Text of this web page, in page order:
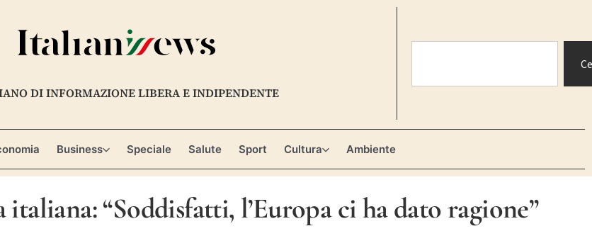
DI INFORMAZIONE LIBERA E INDIPENDENTE
Business Speciale Salute Sport Cultura Ambiente
“Soddisfatti, l’Europa ci ha dato ragione”